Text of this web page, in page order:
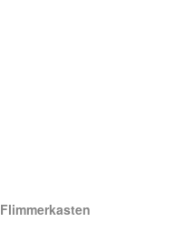
Flimmerkasten